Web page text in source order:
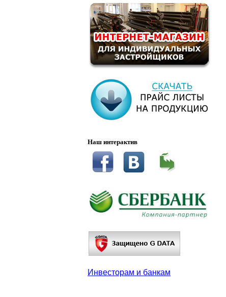
Наш интерактив
Инвесторам и банкам